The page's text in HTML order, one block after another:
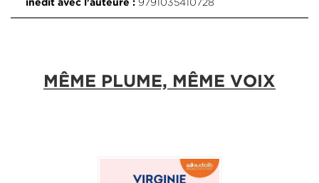
inédit avec l'auteure :
MÊME PLUME, MÊME VOIX